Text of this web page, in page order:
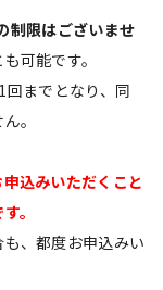
制限はございませ
可能です。
までとなり、同
。
込みいただくこと
。
、都度お申込みい